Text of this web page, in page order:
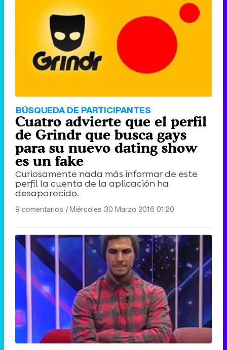
BÚSQUEDA DE PARTICIPANTES
Cuatro advierte que el perfil
de Grindr que busca gays
para su nuevo dating show
es un fake
Curiosamente nada más informar de este
perfil la cuenta de la aplicación ha
desaparecido.
9 comentarios |Miércoles 30 Marzo 2016 01:20